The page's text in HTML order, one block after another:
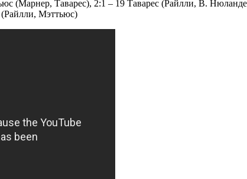
(Марнер, Таварес), 2:1 – 19 Таварес (Райлли, В.
Мэттьюс)